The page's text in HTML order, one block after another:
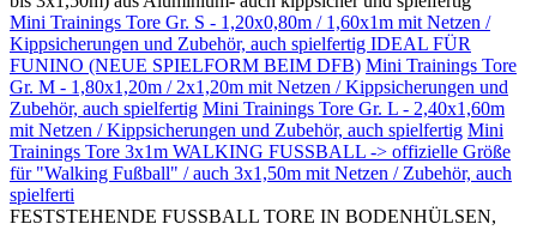
Mini Trainings Tore Gr. S - 1,20x0,80m / 1,60x1m mit Netzen /
Kippsicherungen und Zubehör, auch spielfertig IDEAL FÜR
FUNINO (NEUE SPIELFORM BEIM DFB) Mini Trainings Tore
Gr. M - 1,80x1,20m / 2x1,20m mit Netzen / Kippsicherungen und
Zubehör, auch spielfertig Mini Trainings Tore Gr. L - 2,40x1,60m
mit Netzen / Kippsicherungen und Zubehör, auch spielfertig Mini
Trainings Tore 3x1m WALKING FUSSBALL -> offizielle Größe
für "Walking Fußball" / auch 3x1,50m mit Netzen / Zubehör, auch
spielferti
FESTSTEHENDE FUSSBALL TORE IN BODENHÜLSEN,